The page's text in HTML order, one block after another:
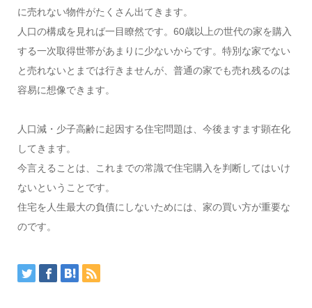
に売れない物件がたくさん出てきます。
人口の構成を見れば一目瞭然です。60歳以上の世代の家を購入
する一次取得世帯があまりに少ないからです。特別な家でない
と売れないとまでは行きませんが、普通の家でも売れ残るのは
容易に想像できます。
人口減・少子高齢に起因する住宅問題は、今後ますます顕在化
してきます。
今言えることは、これまでの常識で住宅購入を判断してはいけ
ないということです。
住宅を人生最大の負債にしないためには、家の買い方が重要な
のです。